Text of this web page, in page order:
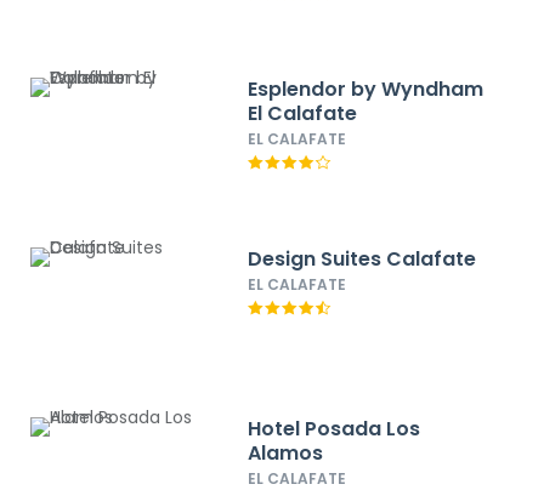
Esplendor by Wyndham
El Calafate
EL CALAFATE
Design Suites Calafate
EL CALAFATE
Hotel Posada Los
Alamos
EL CALAFATE